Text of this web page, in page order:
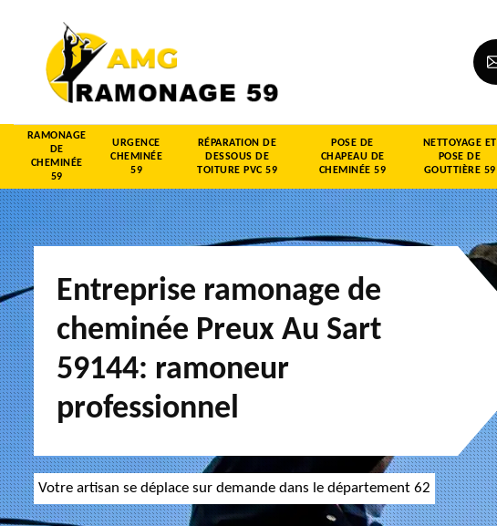
RAMONAGE
DE
CHEMINÉE
59
URGENCE
CHEMINÉE
59
RÉPARATION DE
DESSOUS DE
TOITURE PVC 59
POSE DE
CHAPEAU DE
CHEMINÉE 59
NETTOYAGE ET
POSE DE
GOUTTIÈRE 59
Entreprise ramonage de
cheminée Preux Au Sart
59144: ramoneur
professionnel
Votre artisan se déplace sur demande dans le département 62